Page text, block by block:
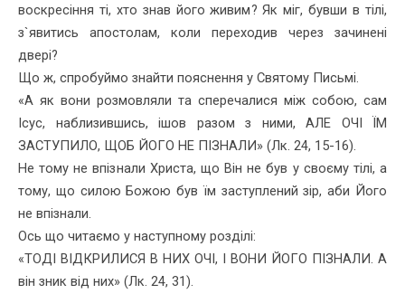
воскресіння ті, хто знав його живим? Як міг, бувши в тілі,
з`явитись апостолам, коли переходив через зачинені
двері?
Що ж, спробуймо знайти пояснення у Святому Письмі.
«А як вони розмовляли та сперечалися між собою, сам
Ісус, на­близившись, ішов разом з ними, АЛЕ ОЧІ ЇМ
ЗАСТУПИЛО, ЩОБ ЙОГО НЕ ПІЗНАЛИ» (Лк. 24, 15-16).
Не тому не впізнали Христа, що Він не був у своєму тілі, а
тому, що силою Божою був їм заступлений зір, аби Його
не впізнали.
Ось що читаємо у наступному розділі:
«ТОДІ ВІДКРИЛИСЯ В НИХ ОЧІ, І ВОНИ ЙОГО ПІЗНАЛИ. А
він зник від них» (Лк. 24, 31).